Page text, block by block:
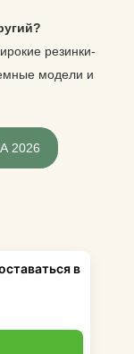
резинки-
модели и
2026
в